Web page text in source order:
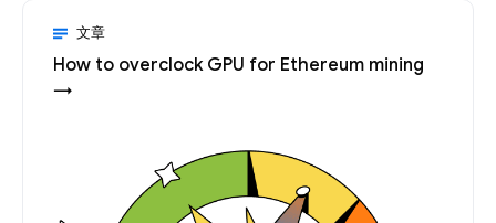
文章
How to overclock GPU for Ethereum mining
→